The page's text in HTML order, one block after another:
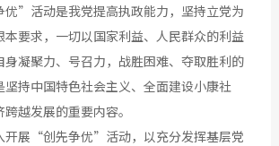
”活动是我党提高执政能力，坚持立党为
本要求，一切以国家利益、人民群众的利益
身凝聚力、号召力，战胜困难、夺取胜利的
坚持中国特色社会主义、全面建设小康社
越发展的重要内容。
开展“创先争优”活动，以充分发挥基层党